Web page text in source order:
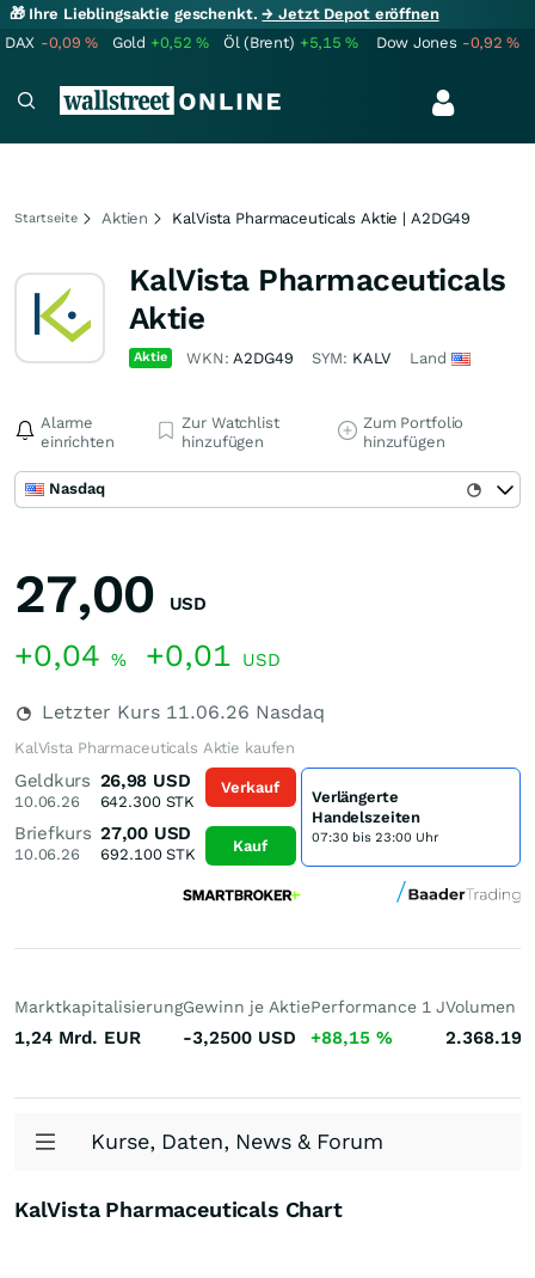
🎁 Ihre Lieblingsaktie geschenkt.→ Jetzt Depot eröffnen
DAX -0,09% Gold +0,52% Öl (Brent) +5,15% Dow Jones -0,92%
Startseite Aktien KalVista Pharmaceuticals Aktie | A2DG49
KalVista Pharmaceuticals
Aktie
Aktie WKN:A2DG49 SYM: KALV Land
Alarme
einrichten
Zur Watchlist
hinzufügen
Zum Portfolio
hinzufügen
Nasdaq
27,00 USD
+0,04 % +0,01 USD
Letzter Kurs 11.06.26 Nasdaq
KalVista Pharmaceuticals Aktie kaufen
Geldkurs
10.06.26
26,98 USD
642.300STK
Briefkurs
10.06.26
27,00 USD
692.100STK
Verkauf
Kauf
Verlängerte
Handelszeiten
07:30 bis 23:00 Uhr
Marktkapitalisierung
1,24 Mrd. EUR
Gewinn je Aktie
-3,2500 USD
Performance 1 J
+88,15 %
Volumen
2.368.197
Kurse, Daten, News & Forum
KalVista Pharmaceuticals Chart